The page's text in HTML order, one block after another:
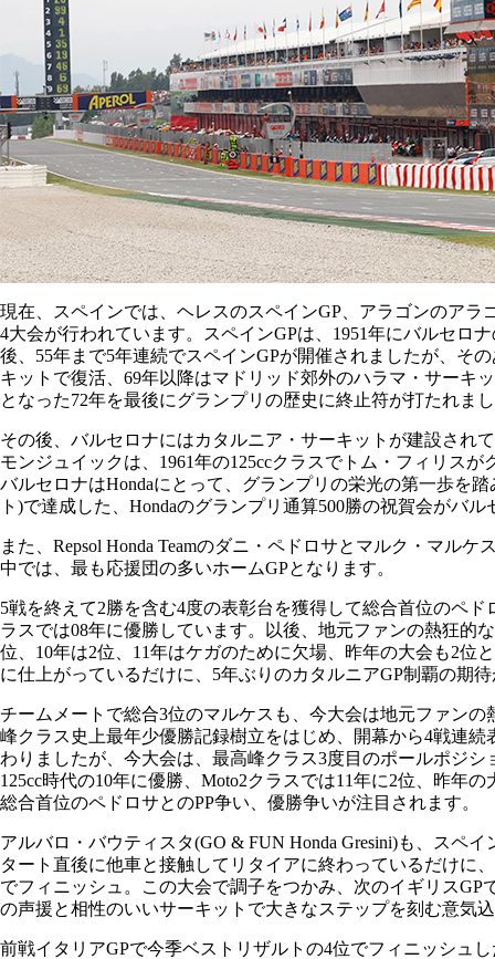
現在、スペインでは、ヘレスのスペインGP、アラゴンのア
4大会が行われています。スペインGPは、1951年にバルセロ
後、55年まで5年連続でスペインGPが開催されましたが、そ
キットで復活、69年以降はマドリッド郊外のハラマ・サーキ
となった72年を最後にグランプリの歴史に終止符が打たれま
その後、バルセロナにはカタルニア・サーキットが建設され
モンジュイックは、1961年の125ccクラスでトム・フィリス
バルセロナはHondaにとって、グランプリの栄光の第一歩を
ト)で達成した、Hondaのグランプリ通算500勝の祝賀会がバ
また、Repsol Honda Teamのダニ・ペドロサとマルク・マル
中では、最も応援団の多いホームGPとなります。
5戦を終えて2勝を含む4度の表彰台を獲得して総合首位のペ
ラスでは08年に優勝しています。以後、地元ファンの熱狂的
位、10年は2位、11年はケガのために欠場、昨年の大会も2
に仕上がっているだけに、5年ぶりのカタルニアGP制覇の期
チームメートで総合3位のマルケスも、今大会は地元ファン
峰クラス史上最年少優勝記録樹立をはじめ、開幕から4戦連
わりましたが、今大会は、最高峰クラス3度目のポールポジ
125cc時代の10年に優勝、Moto2クラスでは11年に2位、昨年
総合首位のペドロサとのPP争い、優勝争いが注目されます。
アルバロ・バウティスタ(GO & FUN Honda Gresini)も、スペ
タート直後に他車と接触してリタイアに終わっているだけに
でフィニッシュ。この大会で調子をつかみ、次のイギリス
の声援と相性のいいサーキットで大きなステップを刻む意気
前戦イタリアGPで今季ベストリザルトの4位でフィニッシュ